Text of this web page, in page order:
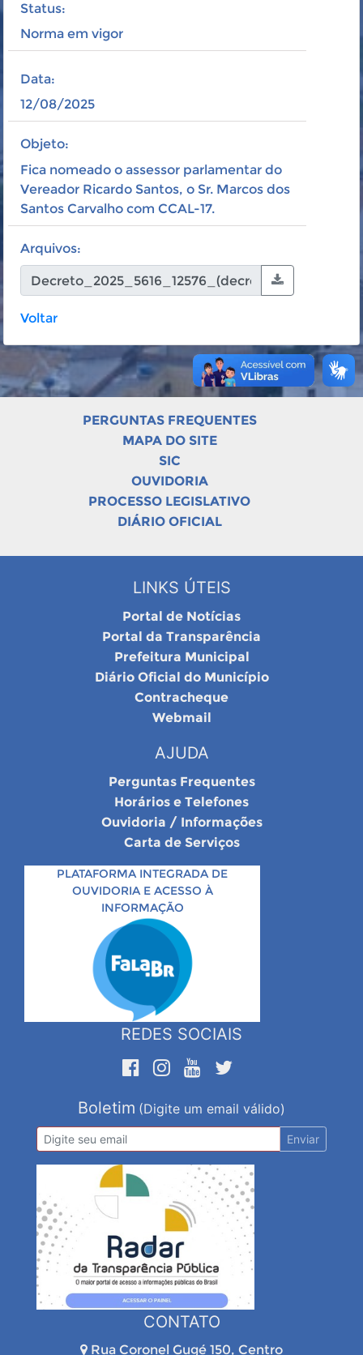
Status:
Norma em vigor
Data:
12/08/2025
Objeto:
Fica nomeado o assessor parlamentar do
Vereador Ricardo Santos, o Sr. Marcos dos
Santos Carvalho com CCAL-17.
Arquivos:
Voltar
PERGUNTAS FREQUENTES
MAPA DO SITE
SIC
OUVIDORIA
PROCESSO LEGISLATIVO
DIÁRIO OFICIAL
LINKS ÚTEIS
Portal de Notícias
Portal da Transparência
Prefeitura Municipal
Diário Oficial do Município
Contracheque
Webmail
AJUDA
Perguntas Frequentes
Horários e Telefones
Ouvidoria / Informações
Carta de Serviços
PLATAFORMA INTEGRADA DE
OUVIDORIA E ACESSO À
INFORMAÇÃO
REDES SOCIAIS
Boletim (Digite um email válido)
Enviar
CONTATO
Rua Coronel Gugé 150, Centro